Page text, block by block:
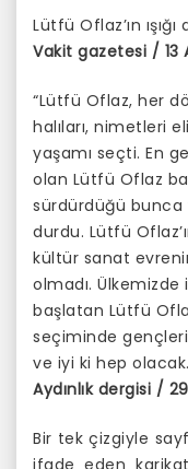
Lütfü Oflaz’ın
Vakit gazetesi / 13
“Lütfü Oflaz, her
halıları, nimetleri
yaşamı seçti. En
olan Lütfü Oflaz
sürdürdüğü bunca
durdu. Lütfü
kültür sanat
olmadı. Ülkemizde
başlatan Lütfü
seçiminde
ve iyi ki hep
Aydınlık dergisi /
Bir tek çizgiyle
ifade eden